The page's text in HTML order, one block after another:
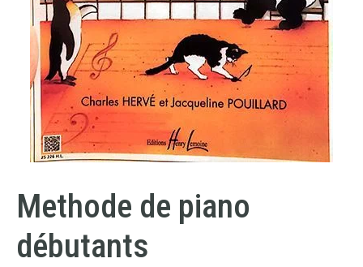
Methode de piano
débutants